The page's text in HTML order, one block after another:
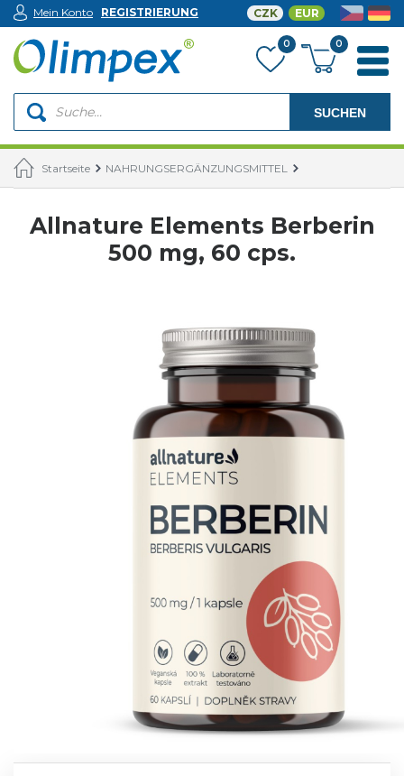
SUCHEN
Mein Konto REGISTRIERUNG
0
CZK EUR
0
Startseite NAHRUNGSERGÄNZUNGSMITTEL
Allnature Elements Berberin
500 mg, 60 cps.